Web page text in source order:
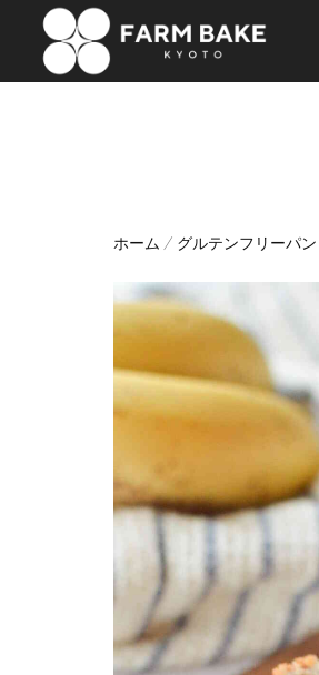
ホーム / グルテンフリーパン